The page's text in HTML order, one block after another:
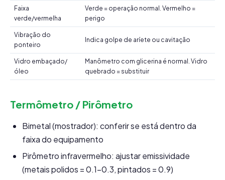
Faixa
verde/vermelha
Verde = operação normal. Vermelho =
perigo
Vibração do
ponteiro
Indica golpe de aríete ou cavitação
Vidro embaçado/
óleo
Manômetro com glicerina é normal. Vidro
quebrado = substituir
Termômetro / Pirômetro
Bimetal (mostrador): conferir se está dentro da
faixa do equipamento
Pirômetro infravermelho: ajustar emissividade
(metais polidos = 0.1-0.3, pintados = 0.9)